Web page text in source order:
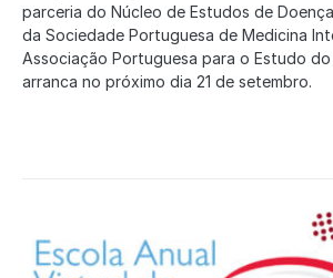
parceria do Núcleo de Estudos de
da Sociedade Portuguesa de Medicina
Associação Portuguesa para o Estudo do
arranca no próximo dia 21 de setembro.